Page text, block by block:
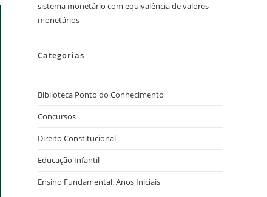
sistema monetário com equivalência de valores
monetários
Categorias
Biblioteca Ponto do Conhecimento
Concursos
Direito Constitucional
Educação Infantil
Ensino Fundamental: Anos Iniciais